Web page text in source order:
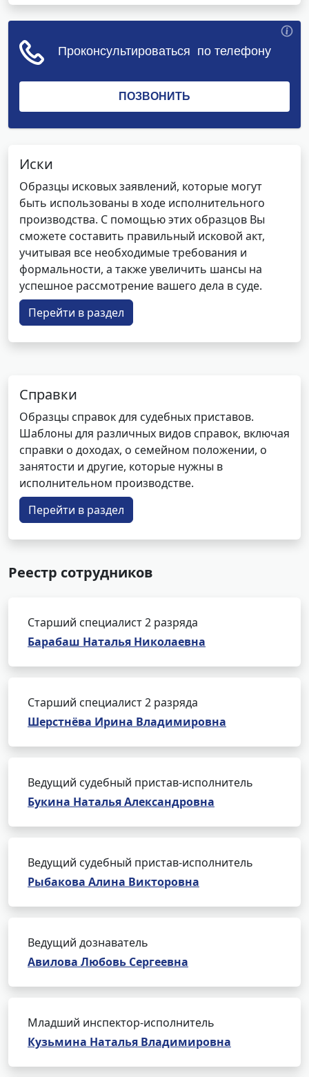
Иски
Образцы исковых заявлений, которые могут
быть использованы в ходе исполнительного
производства. С помощью этих образцов Вы
сможете составить правильный исковой акт,
учитывая все необходимые требования и
формальности, а также увеличить шансы на
успешное рассмотрение вашего дела в суде.
Перейти в раздел
Справки
Образцы справок для судебных приставов.
Шаблоны для различных видов справок, включая
справки о доходах, о семейном положении, о
занятости и другие, которые нужны в
исполнительном производстве.
Перейти в раздел
Реестр сотрудников
Старший специалист 2 разряда
Барабаш Наталья Николаевна
Старший специалист 2 разряда
Шерстнёва Ирина Владимировна
Ведущий судебный пристав-исполнитель
Букина Наталья Александровна
Ведущий судебный пристав-исполнитель
Рыбакова Алина Викторовна
Ведущий дознаватель
Авилова Любовь Сергеевна
Младший инспектор-исполнитель
Кузьмина Наталья Владимировна